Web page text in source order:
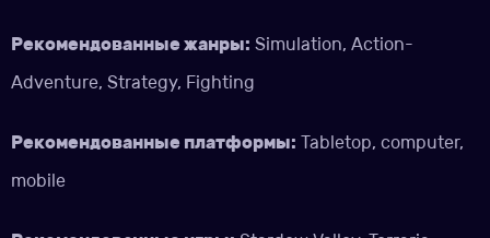
Рекомендованные жанры: Simulation, Action-
Adventure, Strategy, Fighting
Рекомендованные платформы: Tabletop, computer,
mobile